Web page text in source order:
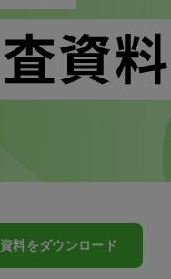
資料をダウンロード